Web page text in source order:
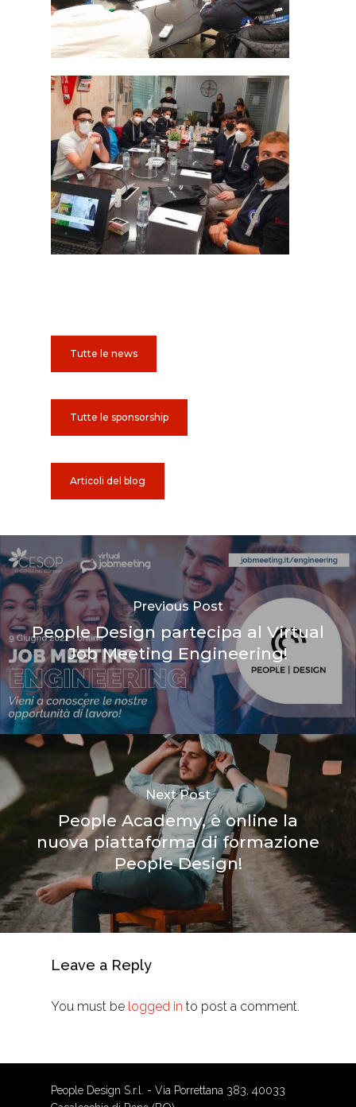
Tutte le news
Tutte le sponsorship
Articoli del blog
Previous Post
People Design partecipa al Virtual
Job Meeting Engineering!
Next Post
People Academy, è online la
nuova piattaforma di formazione
People Design!
Leave a Reply
You must be logged in to post a comment.
People Design S.r.l. - Via Porrettana 383, 40033